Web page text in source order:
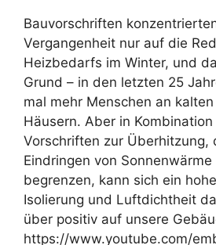
Bauvorschriften
Vergangenheit nur auf die
Heizbedarfs im Winter, und
Grund – in den letzten 25
mal mehr Menschen an
Häusern. Aber in
Vorschriften zur Überhitzung,
Eindringen von
begrenzen, kann sich ein
Isolierung und Luftdichtheit
über positiv auf unsere
https://www.youtube.com/